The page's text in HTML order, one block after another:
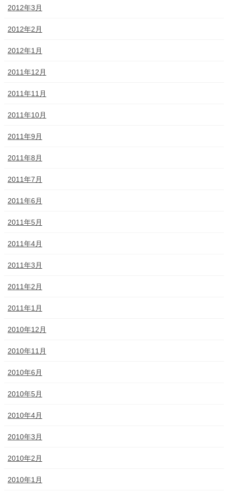
2012年3月
2012年2月
2012年1月
2011年12月
2011年11月
2011年10月
2011年9月
2011年8月
2011年7月
2011年6月
2011年5月
2011年4月
2011年3月
2011年2月
2011年1月
2010年12月
2010年11月
2010年6月
2010年5月
2010年4月
2010年3月
2010年2月
2010年1月